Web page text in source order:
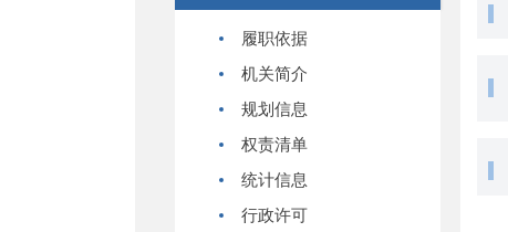
履职依据
机关简介
规划信息
权责清单
统计信息
行政许可